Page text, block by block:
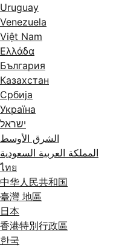
Uruguay
Venezuela
Việt Nam
Ελλάδα
България
Казахстан
Србија
Україна
ישראל
الشرق الأوسط
المملكة العربية السعودية
ไทย
中华人民共和国
臺灣 地區
日本
香港特別行政區
한국